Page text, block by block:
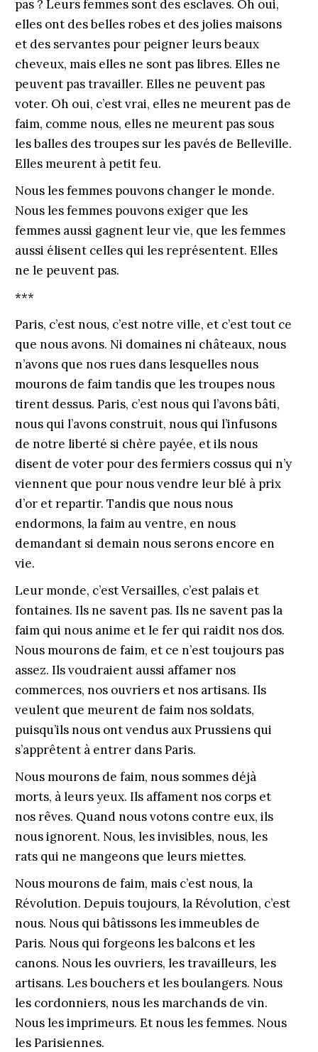
pas ? Leurs femmes sont des esclaves. Oh oui,
elles ont des belles robes et des jolies maisons
et des servantes pour peigner leurs beaux
cheveux, mais elles ne sont pas libres. Elles ne
peuvent pas travailler. Elles ne peuvent pas
voter. Oh oui, c’est vrai, elles ne meurent pas de
faim, comme nous, elles ne meurent pas sous
les balles des troupes sur les pavés de Belleville.
Elles meurent à petit feu.
Nous les femmes pouvons changer le monde.
Nous les femmes pouvons exiger que les
femmes aussi gagnent leur vie, que les femmes
aussi élisent celles qui les représentent. Elles
ne le peuvent pas.
***
Paris, c’est nous, c’est notre ville, et c’est tout ce
que nous avons. Ni domaines ni châteaux, nous
n’avons que nos rues dans lesquelles nous
mourons de faim tandis que les troupes nous
tirent dessus. Paris, c’est nous qui l’avons bâti,
nous qui l’avons construit, nous qui l’infusons
de notre liberté si chère payée, et ils nous
disent de voter pour des fermiers cossus qui n’y
viennent que pour nous vendre leur blé à prix
d’or et repartir. Tandis que nous nous
endormons, la faim au ventre, en nous
demandant si demain nous serons encore en
vie.
Leur monde, c’est Versailles, c’est palais et
fontaines. Ils ne savent pas. Ils ne savent pas la
faim qui nous anime et le fer qui raidit nos dos.
Nous mourons de faim, et ce n’est toujours pas
assez. Ils voudraient aussi affamer nos
commerces, nos ouvriers et nos artisans. Ils
veulent que meurent de faim nos soldats,
puisqu’ils nous ont vendus aux Prussiens qui
s’apprêtent à entrer dans Paris.
Nous mourons de faim, nous sommes déjà
morts, à leurs yeux. Ils affament nos corps et
nos rêves. Quand nous votons contre eux, ils
nous ignorent. Nous, les invisibles, nous, les
rats qui ne mangeons que leurs miettes.
Nous mourons de faim, mais c’est nous, la
Révolution. Depuis toujours, la Révolution, c’est
nous. Nous qui bâtissons les immeubles de
Paris. Nous qui forgeons les balcons et les
canons. Nous les ouvriers, les travailleurs, les
artisans. Les bouchers et les boulangers. Nous
les cordonniers, nous les marchands de vin.
Nous les imprimeurs. Et nous les femmes. Nous
les Parisiennes.